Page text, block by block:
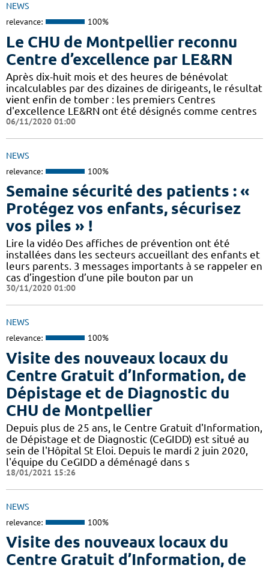
NEWS
relevance: 100%
Le CHU de Montpellier reconnu
Centre d’excellence par LE&RN
Après dix-huit mois et des heures de bénévolat
incalculables par des dizaines de dirigeants, le résultat
vient enfin de tomber : les premiers Centres
d'excellence LE&RN ont été désignés comme centres
06/11/2020 01:00
NEWS
relevance: 100%
Semaine sécurité des patients : «
Protégez vos enfants, sécurisez
vos piles » !
Lire la vidéo Des affiches de prévention ont été
installées dans les secteurs accueillant des enfants et
leurs parents. 3 messages importants à se rappeler en
cas d’ingestion d’une pile bouton par un
30/11/2020 01:00
NEWS
relevance: 100%
Visite des nouveaux locaux du
Centre Gratuit d’Information, de
Dépistage et de Diagnostic du
CHU de Montpellier
Depuis plus de 25 ans, le Centre Gratuit d'Information,
de Dépistage et de Diagnostic (CeGIDD) est situé au
sein de l'Hôpital St Eloi. Depuis le mardi 2 juin 2020,
l'équipe du CeGIDD a déménagé dans s
18/01/2021 15:26
NEWS
relevance: 100%
Visite des nouveaux locaux du
Centre Gratuit d’Information, de